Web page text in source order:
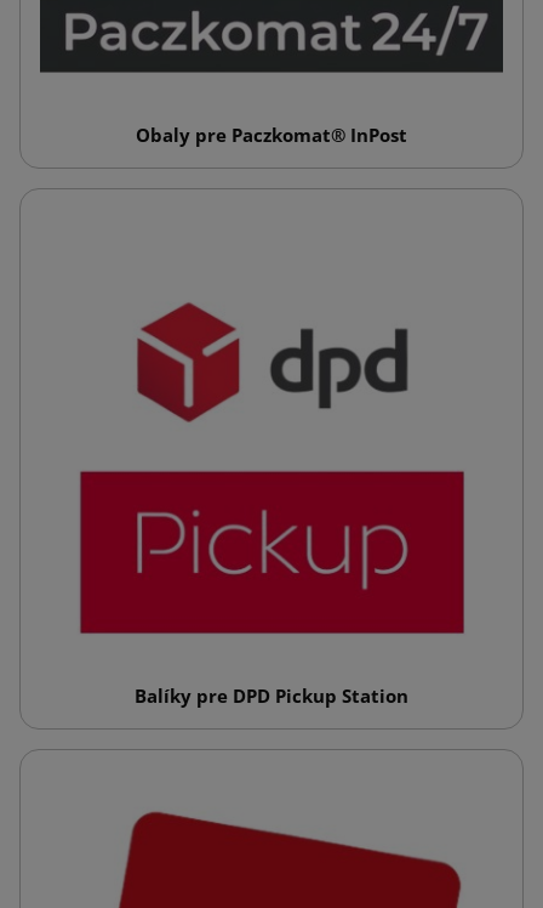
Obaly pre Paczkomat® InPost
Balíky pre DPD Pickup Station